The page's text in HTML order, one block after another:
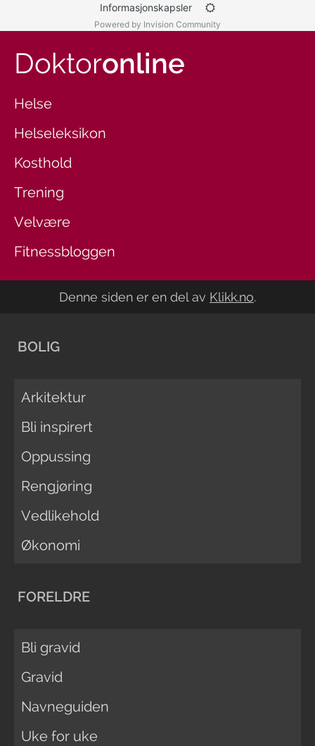
Informasjonskapsler
Powered by Invision Community
Doktoronline
Helse
Helseleksikon
Kosthold
Trening
Velvære
Fitnessbloggen
Denne siden er en del av Klikk.no.
BOLIG
Arkitektur
Bli inspirert
Oppussing
Rengjøring
Vedlikehold
Økonomi
FORELDRE
Bli gravid
Gravid
Navneguiden
Uke for uke